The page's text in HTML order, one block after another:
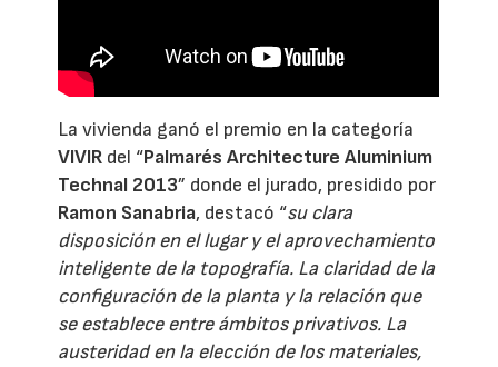
La vivienda ganó el premio en la categoría
VIVIR del “Palmarés Architecture Aluminium
Technal 2013” donde el jurado, presidido por
Ramon Sanabria, destacó “su clara
disposición en el lugar y el aprovechamiento
inteligente de la topografía. La claridad de la
configuración de la planta y la relación que
se establece entre ámbitos privativos. La
austeridad en la elección de los materiales,